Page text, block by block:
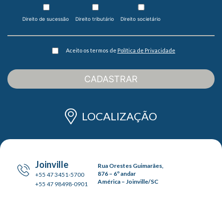
Direito de sucessão Direito tributário Direito societário
Aceito os termos de Política de Privacidade
CADASTRAR
LOCALIZAÇÃO
Joinville
+55 47 3451-5700
+55 47 98498-0901
Rua Orestes Guimarães,
876 – 6º andar
América – Joinville/SC